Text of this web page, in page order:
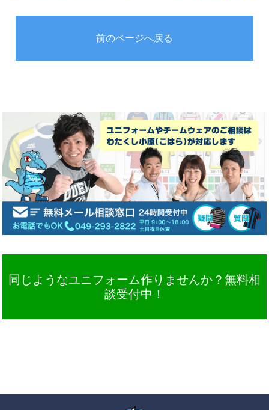
前のページへ戻る
同じようなユニフォーム作りませんか？無料相
談受付中！